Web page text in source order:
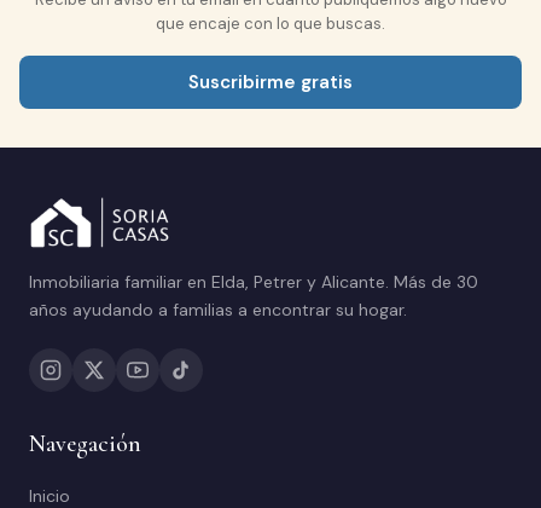
que encaje con lo que buscas.
Suscribirme gratis
Inmobiliaria familiar en Elda, Petrer y Alicante. Más de 30
años ayudando a familias a encontrar su hogar.
Navegación
Inicio